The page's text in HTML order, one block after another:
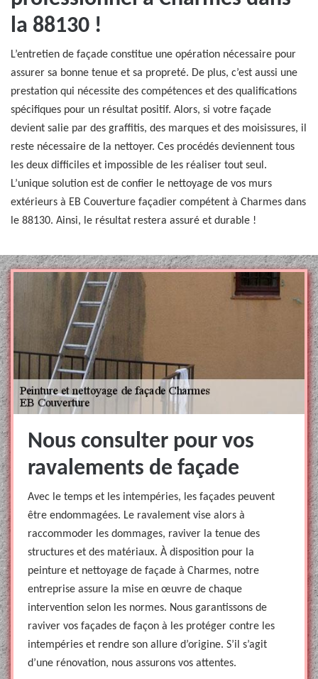
la 88130 !
L’entretien de façade constitue une opération nécessaire pour
assurer sa bonne tenue et sa propreté. De plus, c’est aussi une
prestation qui nécessite des compétences et des qualifications
spécifiques pour un résultat positif. Alors, si votre façade
devient salie par des graffitis, des marques et des moisissures, il
reste nécessaire de la nettoyer. Ces procédés deviennent tous
les deux difficiles et impossible de les réaliser tout seul.
L’unique solution est de confier le nettoyage de vos murs
extérieurs à EB Couverture façadier compétent à Charmes dans
le 88130. Ainsi, le résultat restera assuré et durable !
Nous consulter pour vos
ravalements de façade
Avec le temps et les intempéries, les façades peuvent
être endommagées. Le ravalement vise alors à
raccommoder les dommages, raviver la tenue des
structures et des matériaux. À disposition pour la
peinture et nettoyage de façade à Charmes, notre
entreprise assure la mise en œuvre de chaque
intervention selon les normes. Nous garantissons de
raviver vos façades de façon à les protéger contre les
intempéries et rendre son allure d’origine. S’il s’agit
d’une rénovation, nous assurons vos attentes.